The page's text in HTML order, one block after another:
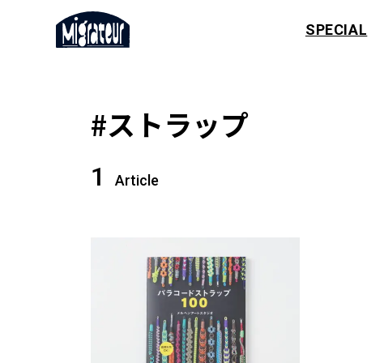
SPECIAL
#ストラップ
1 Article